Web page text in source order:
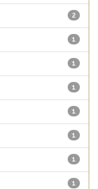
2
1
1
1
1
1
1
1